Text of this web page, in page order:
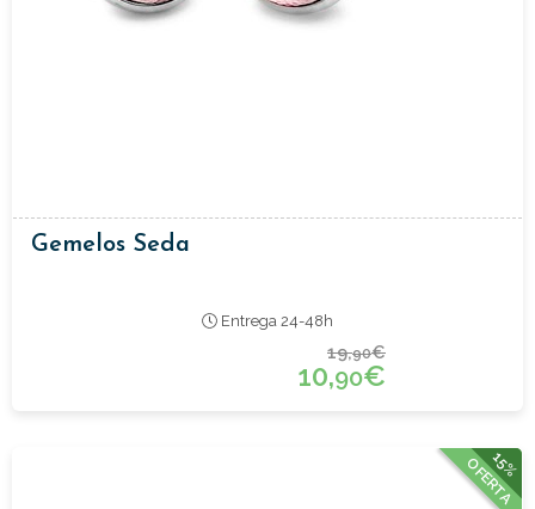
Gemelos Seda
Entrega 24-48h
19,90€
10,90€
15%
OFERTA